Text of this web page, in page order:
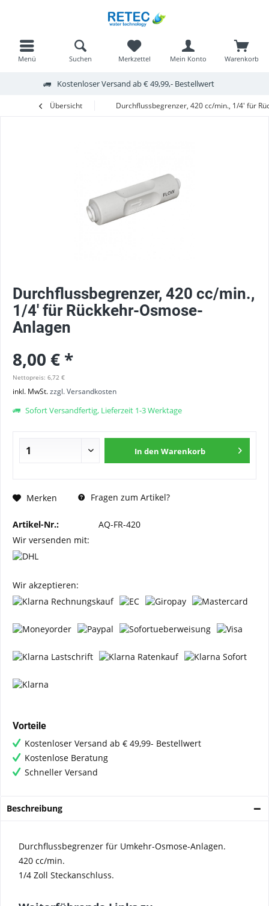
Kostenloser Versand ab € 49,99,- Bestellwert
Menü Warenkorb
Merkzettel Mein Konto
Suchen
Übersicht Durchflussbegrenzer, 420 cc/min., 1/4' für
Durchflussbegrenzer, 420 cc/min.,
1/4' für Rückkehr-Osmose-
Anlagen
8,00 € *
Nettopreis: 6,72 €
inkl. MwSt.zzgl. Versandkosten
Sofort Versandfertig, Lieferzeit 1-3 Werktage
In den Warenkorb
Merken Fragen zum Artikel?
Artikel-Nr.:
AQ-FR-420
Wir versenden mit:
Wir akzeptieren:
Vorteile
Kostenloser Versand ab € 49,99- Bestellwert
Kostenlose Beratung
Schneller Versand
Beschreibung
Durchflussbegrenzer für Umkehr-Osmose-Anlagen.
420 cc/min.
1/4 Zoll Steckanschluss.